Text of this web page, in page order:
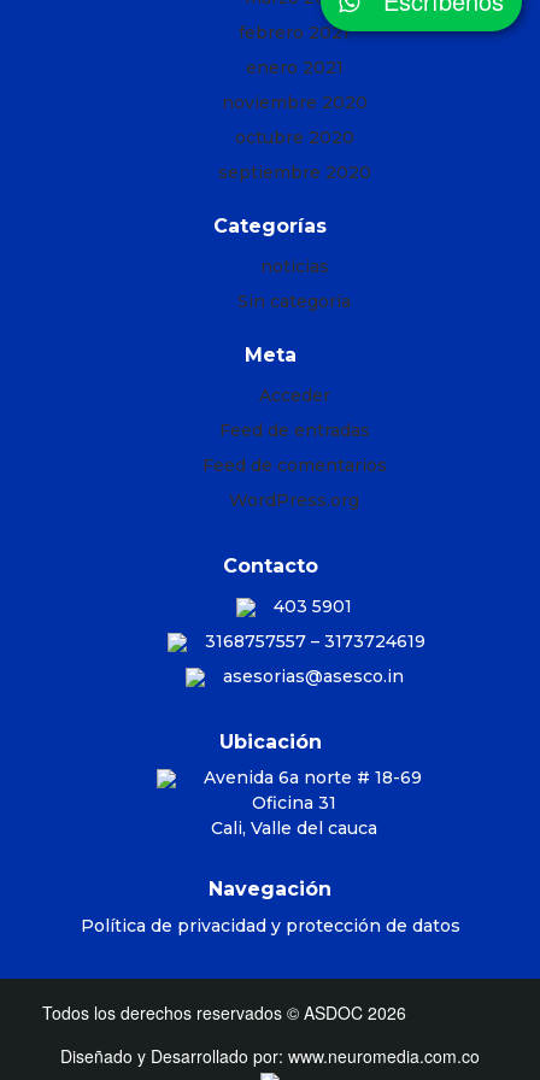
febrero 2021
enero 2021
noviembre 2020
octubre 2020
septiembre 2020
Categorías
noticias
Sin categoría
Meta
Acceder
Feed de entradas
Feed de comentarios
WordPress.org
Contacto
403 5901
3168757557 – 3173724619
asesorias@asesco.in
Ubicación
Avenida 6a norte # 18-69
Oficina 31
Cali, Valle del cauca
Navegación
Política de privacidad y protección de datos
Todos los derechos reservados © ASDOC 2026
Diseñado y Desarrollado por: www.neuromedia.com.co